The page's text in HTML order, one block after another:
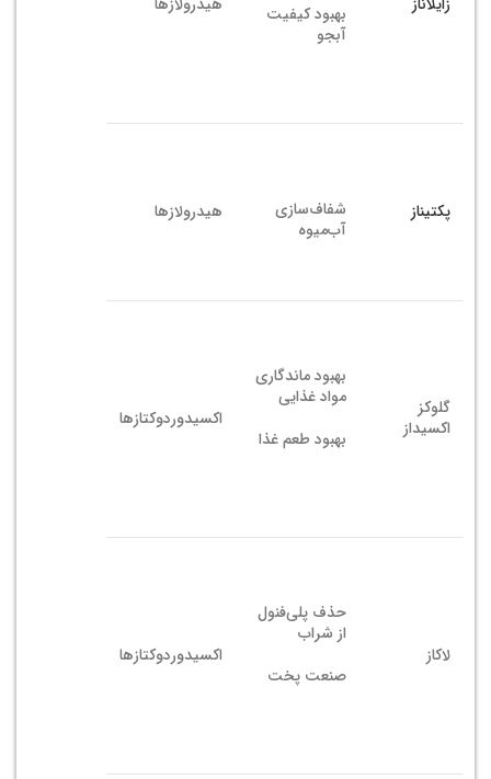
بهبود کیفیت
آبجو
پکتیناز
شفاف‌سازی
آب‌میوه
هیدرولازها
گلوکز
اکسیداز
بهبود ماندگاری
مواد غذایی
بهبود طعم غذا
اکسیدوردوکتازها
لاکاز
حذف پلی‌فنول
از شراب
صنعت پخت
اکسیدوردوکتازها